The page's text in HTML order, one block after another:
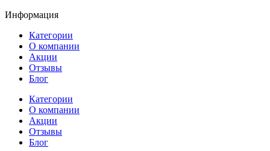
Информация
Категории
О компании
Акции
Отзывы
Блог
Категории
О компании
Акции
Отзывы
Блог